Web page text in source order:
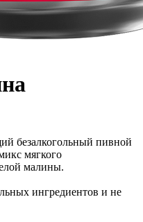
безалкогольный пивной
мягкого
малины.
ингредиентов и не